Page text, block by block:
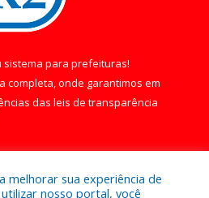
sistema para prefeituras!
completa, onde garantimos em
das leis de transparência
melhorar sua experiência de
nosso portal, você